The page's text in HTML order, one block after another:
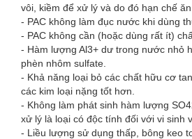
vôi, kiềm để xử lý và do đó hạn chế
- PAC không làm đục nước khi dùng
- PAC không cần (hoặc dùng rất ít)
- Hàm lượng Al3+ dư trong nước nhỏ
phèn nhôm sulfate.
- Khả năng loại bỏ các chất hữu cơ
các kim loại nặng tốt hơn.
- Không làm phát sinh hàm lượng
xử lý là loại có độc tính đối với vi sinh
- Liều lượng sử dụng thấp, bông keo